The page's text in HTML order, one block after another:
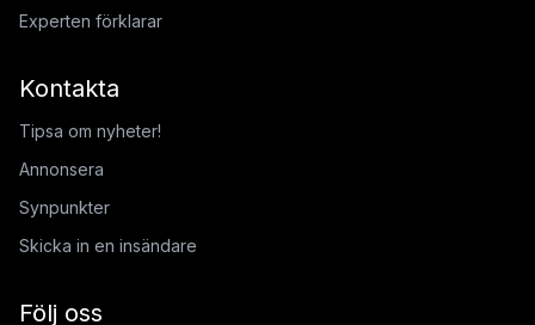
Experten förklarar
Kontakta
Tipsa om nyheter!
Annonsera
Synpunkter
Skicka in en insändare
Följ oss